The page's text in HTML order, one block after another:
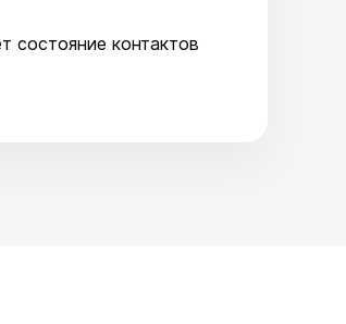
состояние контактов